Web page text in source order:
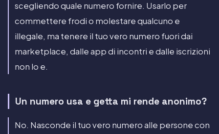
scegliendo quale numero fornire. Usarlo per
commettere frodi o molestare qualcuno e
illegale, ma tenere il tuo vero numero fuori dai
marketplace, dalle app di incontri e dalle iscrizioni
non lo e.
Un numero usa e getta mi rende anonimo?
No. Nasconde il tuo vero numero alle persone con